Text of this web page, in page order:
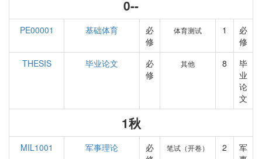
0--
PE00001 基础体育
必
修
体育测试 1
必
修
THESIS
毕业论文
必
修
其他 8
毕
业
论
文
1秋
MIL1001 军事理论
必
笔试（开卷） 2
军